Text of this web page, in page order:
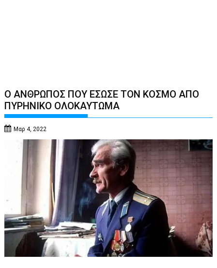
Ο ΑΝΘΡΩΠΟΣ ΠΟΥ ΕΣΩΣΕ ΤΟΝ ΚΟΣΜΟ ΑΠΟ
ΠΥΡΗΝΙΚΟ ΟΛΟΚΑΥΤΩΜΑ
Μαρ 4, 2022